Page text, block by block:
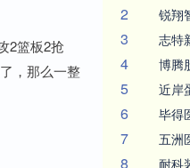
2篮板2抢
，那么一整
2 锐翔
3 志特
4 博腾
5 近岸
6 毕得
7 五洲
8 耐科